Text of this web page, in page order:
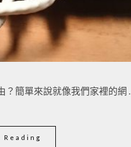
簡單來說就像我們家裡的網 …
Reading